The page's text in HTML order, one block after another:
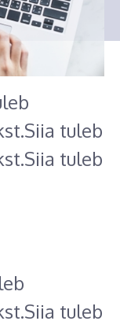
tuleb
tuleb
tuleb